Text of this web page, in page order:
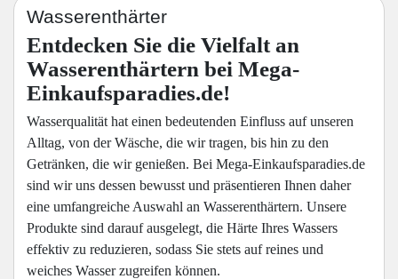
Wasserenthärter
Entdecken Sie die Vielfalt an
Wasserenthärtern bei Mega-
Einkaufsparadies.de!
Wasserqualität hat einen bedeutenden Einfluss auf unseren
Alltag, von der Wäsche, die wir tragen, bis hin zu den
Getränken, die wir genießen. Bei Mega-Einkaufsparadies.de
sind wir uns dessen bewusst und präsentieren Ihnen daher
eine umfangreiche Auswahl an Wasserenthärtern. Unsere
Produkte sind darauf ausgelegt, die Härte Ihres Wassers
effektiv zu reduzieren, sodass Sie stets auf reines und
weiches Wasser zugreifen können.